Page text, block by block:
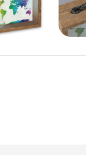
Постери